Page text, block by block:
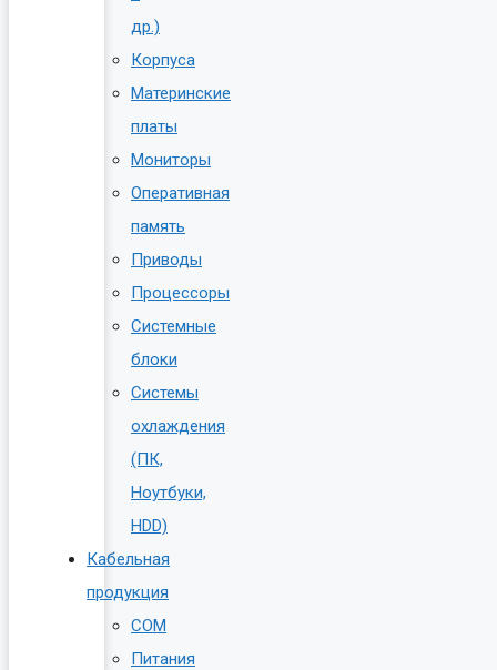
др.)
Корпуса
Материнские
платы
Мониторы
Оперативная
память
Приводы
Процессоры
Системные
блоки
Системы
охлаждения
(ПК,
Ноутбуки,
HDD)
Кабельная
продукция
COM
Питания